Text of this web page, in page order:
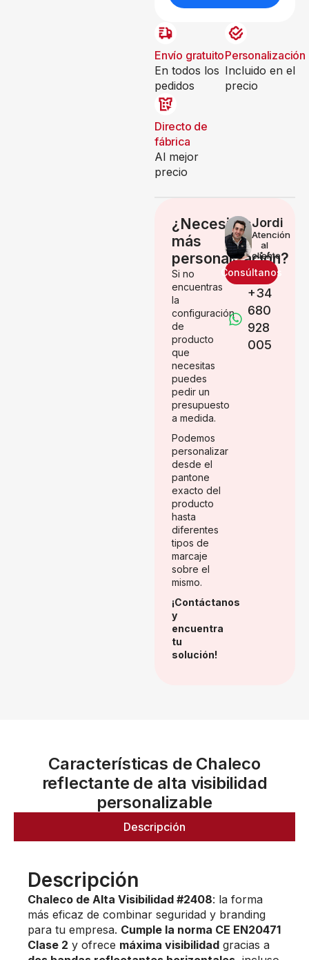
Envío gratuito
En todos los
pedidos
Personalización
Incluido en el
precio
Directo de
fábrica
Al mejor
precio
¿Necesitas
más
personalización?
Si no
encuentras
la
configuración
de
producto
que
necesitas
puedes
pedir un
presupuesto
a medida.
Podemos
personalizar
desde el
pantone
exacto del
producto
hasta
diferentes
tipos de
marcaje
sobre el
mismo.
¡Contáctanos
y
encuentra
tu
solución!
Jordi
Atención
al
cliente
Consúltanos
+34
680
928
005
Características de Chaleco
reflectante de alta visibilidad
personalizable
Descripción
Descripción
Chaleco de Alta Visibilidad #2408: la forma
más eficaz de combinar seguridad y branding
para tu empresa. Cumple la norma CE EN20471
Clase 2 y ofrece máxima visibilidad gracias a